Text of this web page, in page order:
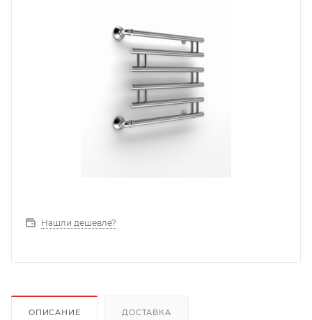
Нашли дешевле?
ОПИСАНИЕ ДОСТАВКА